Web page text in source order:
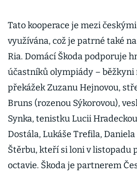
Tato kooperace je mezi
využívána, což je patrné také
Ria. Domácí Škoda podporuje
účastníků olympiády –
překážek Zuzanu Hejnovou,
Bruns (rozenou Sýkorovou),
Synka, tenistku Lucii
Dostála, Lukáše Trefila, Daniela
Štěrbu, kteří si loni v listopadu
octavie. Škoda je partnerem